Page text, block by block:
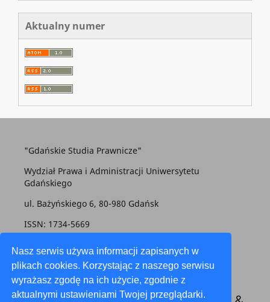
Nasz serwis używa informacji zapisanych w
plikach cookies. Korzystając z naszego serwisu
wyrażasz zgodę na ich użycie, zgodnie z
aktualnymi ustawieniami Twojej przeglądarki.
Aktualny numer
"Gdańskie Studia Prawnicze"
Wydział Prawa i Administracji Uniwersytetu
Gdańskiego
ul. Bażyńskiego 6, 80-980 Gdańsk
ISSN: 1734-5669